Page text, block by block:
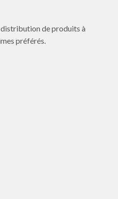
sur
de produits à
préférés.